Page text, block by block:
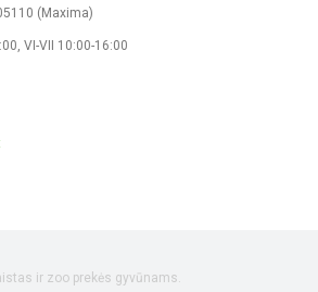
(Maxima)
VI-VII 10:00-16:00
ir zoo prekės gyvūnams.